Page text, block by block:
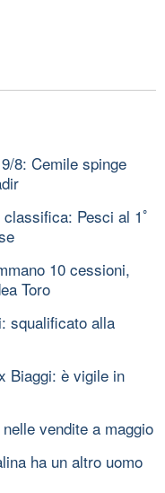
8: Cemile spinge
Pesci al 1ﾟ
10 cessioni,
Toro
squalificato alla
Biaggi: è vigile in
vendite a maggio
ha un altro uomo